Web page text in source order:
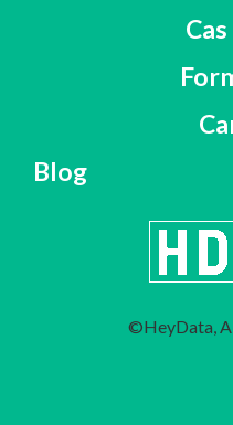
Blog
©HeyData,